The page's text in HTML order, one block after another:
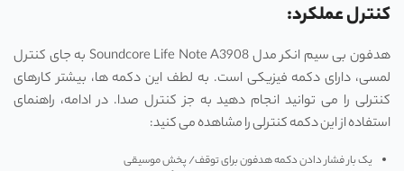
کنترل عملکرد:
هدفون بی سیم انکر مدل Soundcore Life Note A3908 به جای کنترل
لمسی، دارای دکمه فیزیکی است. به لطف این دکمه‌ ها، بیشتر کارهای
کنترلی را می ‌توانید انجام دهید به جز کنترل صدا. در ادامه، راهنمای
استفاده از این دکمه کنترلی را مشاهده می‌ کنید:
یک بار فشار دادن دکمه هدفون برای توقف/ پخش موسیقی